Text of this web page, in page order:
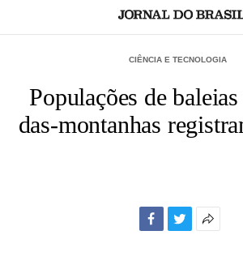
CIÊNCIA E TECNOLOGIA
Populações de
das-montanhas